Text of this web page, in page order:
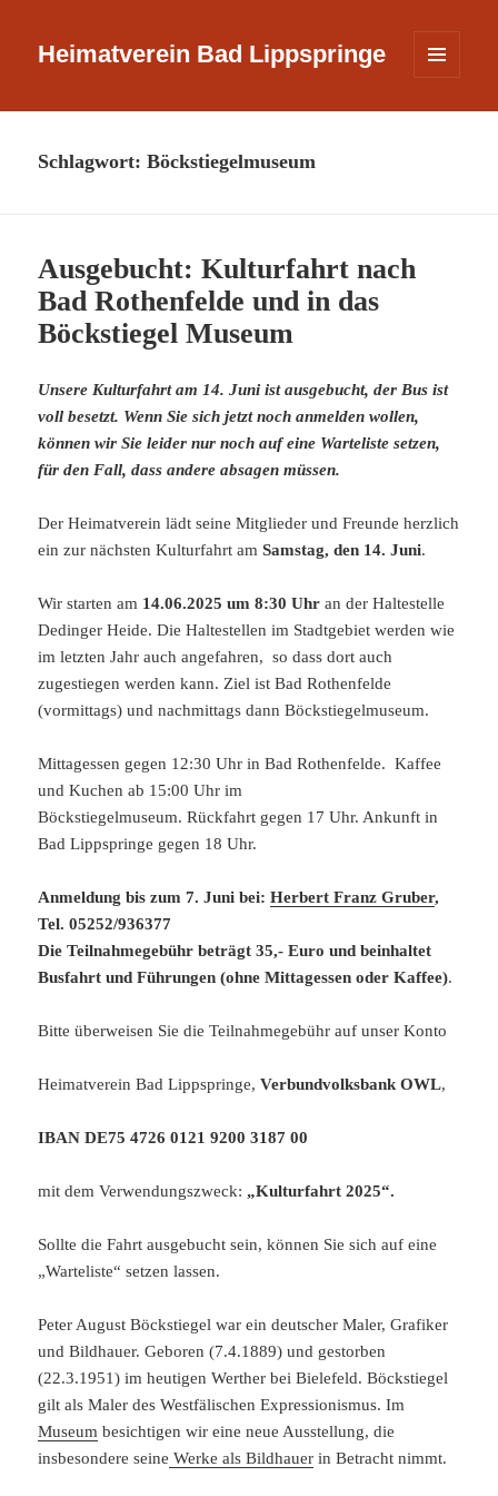
Heimatverein Bad Lippspringe
WIDGETS
Schlagwort:Böckstiegelmuseum
Ausgebucht: Kulturfahrt nach
Bad Rothenfelde und in das
Böckstiegel Museum
Unsere Kulturfahrt am 14. Juni ist ausgebucht, der Bus ist
voll besetzt. Wenn Sie sich jetzt noch anmelden wollen,
können wir Sie leider nur noch auf eine Warteliste setzen,
für den Fall, dass andere absagen müssen.
Der Heimatverein lädt seine Mitglieder und Freunde herzlich
ein zur nächsten Kulturfahrt amSamstag, den 14. Juni.
Wir starten am 14.06.2025 um 8:30 Uhran der Haltestelle
Dedinger Heide. Die Haltestellen im Stadtgebiet werden wie
im letzten Jahr auch angefahren, so dass dort auch
zugestiegen werden kann. Ziel ist Bad Rothenfelde
(vormittags) und nachmittags dann Böckstiegelmuseum.
Mittagessen gegen 12:30 Uhr in Bad Rothenfelde. Kaffee
und Kuchen ab 15:00 Uhr im
Böckstiegelmuseum. Rückfahrt gegen 17 Uhr. Ankunft in
Bad Lippspringe gegen 18 Uhr.
Anmeldung bis zum 7. Juni bei:Herbert Franz Gruber,
Tel. 05252/936377
Die Teilnahmegebühr beträgt 35,- Euro und beinhaltet
Busfahrt und Führungen (ohne Mittagessen oder Kaffee).
Bitte überweisen Sie die Teilnahmegebühr auf unser Konto
Heimatverein Bad Lippspringe,Verbundvolksbank OWL,
IBAN DE75 4726 0121 9200 3187 00
mit dem Verwendungszweck: „Kulturfahrt 2025“.
Sollte die Fahrt ausgebucht sein, können Sie sich auf eine
„Warteliste“ setzen lassen.
Peter August Böckstiegel war ein deutscher Maler, Grafiker
und Bildhauer. Geboren (7.4.1889) und gestorben
(22.3.1951) im heutigen Werther bei Bielefeld. Böckstiegel
gilt als Maler des Westfälischen Expressionismus. Im
Museum besichtigen wir eine neue Ausstellung, die
insbesondere seine Werke als Bildhauer in Betracht nimmt.